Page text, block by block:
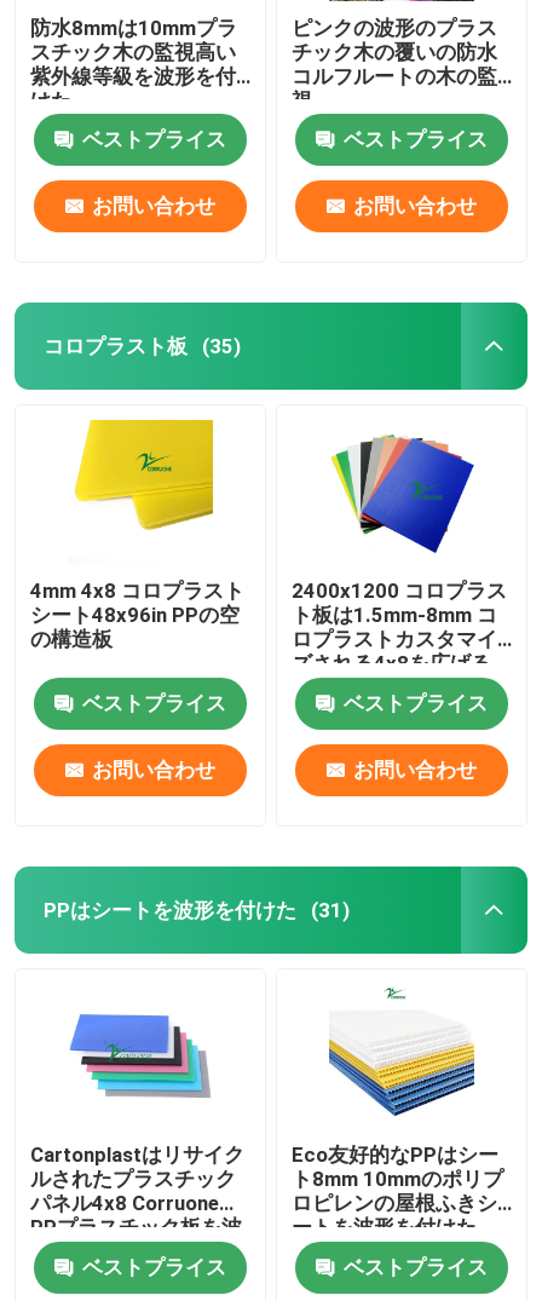
防水8mmは10mmプラ
スチック木の監視高い
紫外線等級を波形を付
けた
ベストプライス
お問い合わせ
ピンクの波形のプラス
チック木の覆いの防水
コルフルートの木の監
視
ベストプライス
お問い合わせ
コロプラスト板 (35)
4mm 4x8 コロプラスト
シート48x96in PPの空
の構造板
ベストプライス
お問い合わせ
2400x1200 コロプラス
ト板は1.5mm-8mm コ
ロプラストカスタマイ
ズされる4x8を広げる
ベストプライス
お問い合わせ
PPはシートを波形を付けた (31)
Cartonplastはリサイク
ルされたプラスチック
パネル4x8 Corruone
PPプラスチック板を波
形を付けた
ベストプライス
Eco友好的なPPはシー
ト8mm 10mmのポリプ
ロピレンの屋根ふきシ
ートを波形を付けた
ベストプライス